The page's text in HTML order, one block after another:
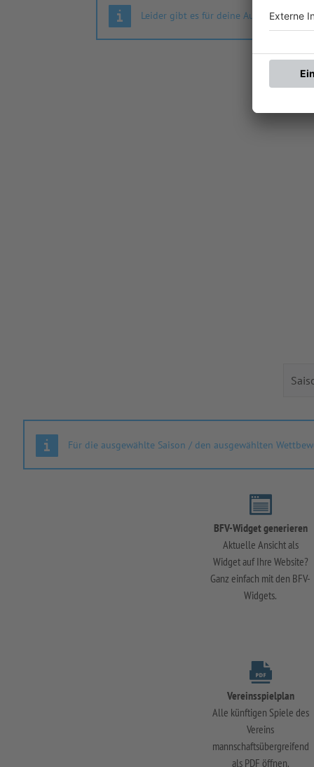
Leider gibt es für deine Auswahl keine
Für die ausgewählte Saison / den ausgewählten
BFV-Widget generieren
Aktuelle Ansicht als
Widget auf Ihre Website?
Ganz einfach mit den BFV-
Widgets.
Vereinsspielplan
Alle künftigen Spiele des
Vereins
mannschaftsübergreifend
als PDF öffnen.